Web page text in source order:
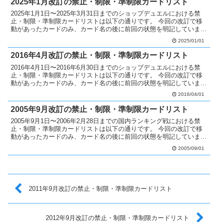
2025年1月改訂の禁止・制限・準制限カードリスト
2025年1月1日〜2025年3月31日までのショップデュエルにおける禁
止・制限・準制限カードリストは以下の通りです。 今回の改訂で移
動があったカードのみ、カード名の後に前回の状態を明記していま
2025/01/01
2016年4月改訂の禁止・制限・準制限カードリスト
2016年4月1日〜2016年6月30日までのショップデュエルにおける禁
止・制限・準制限カードリストは以下の通りです。 今回の改訂で移
動があったカードのみ、カード名の後に前回の状態を明記していま
2016/04/01
2005年9月改訂の禁止・制限・準制限カードリスト
2005年9月1日〜2006年2月28日までの国内ランキング戦における禁
止・制限・準制限カードリストは以下の通りです。 今回の改訂で移
動があったカードのみ、カード名の後に前回の状態を明記していま
2005/09/01
2011年9月改訂の禁止・制限・準制限カードリスト
2012年9月改訂の禁止・制限・準制限カードリスト